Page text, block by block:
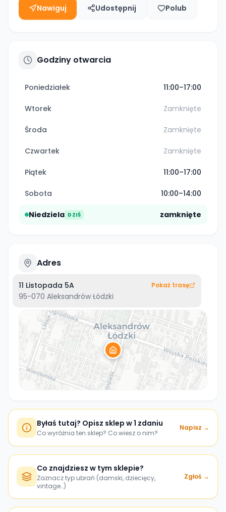
Nawiguj Udostępnij Polub
Godziny otwarcia
Poniedziałek 11:00–17:00
Wtorek Zamknięte
Środa Zamknięte
Czwartek Zamknięte
Piątek 11:00–17:00
Sobota 10:00–14:00
Niedziela DZIŚ zamknięte
Adres
11 Listopada 5A
95-070 Aleksandrów Łódzki
Pokaż trasę
Byłaś tutaj? Opisz sklep w 1 zdaniu
Co wyróżnia ten sklep? Co wiesz o nim?
Napisz →
Co znajdziesz w tym sklepie?
Zaznacz typ ubrań (damski, dziecięcy,
vintage…)
Zgłoś →